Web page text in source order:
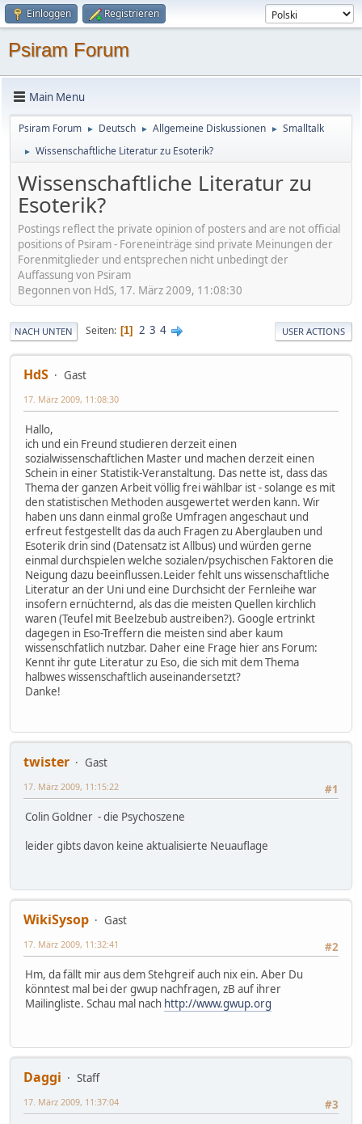
Einloggen Registrieren
Psiram Forum
Main Menu
Psiram Forum ► Deutsch ► Allgemeine Diskussionen ► Smalltalk
► Wissenschaftliche Literatur zu Esoterik?
Wissenschaftliche Literatur zu
Esoterik?
Postings reflect the private opinion of posters and are not official
positions of Psiram - Foreneinträge sind private Meinungen der
Forenmitglieder und entsprechen nicht unbedingt der
Auffassung von Psiram
Begonnen von HdS, 17. März 2009, 11:08:30
NACH UNTEN Seiten 1 2 3 4 USER ACTIONS
HdS Gast
17. März 2009, 11:08:30
Hallo,
ich und ein Freund studieren derzeit einen
sozialwissenschaftlichen Master und machen derzeit einen
Schein in einer Statistik-Veranstaltung. Das nette ist, dass das
Thema der ganzen Arbeit völlig frei wählbar ist - solange es mit
den statistischen Methoden ausgewertet werden kann. Wir
haben uns dann einmal große Umfragen angeschaut und
erfreut festgestellt das da auch Fragen zu Aberglauben und
Esoterik drin sind (Datensatz ist Allbus) und würden gerne
einmal durchspielen welche sozialen/psychischen Faktoren die
Neigung dazu beeinflussen.Leider fehlt uns wissenschaftliche
Literatur an der Uni und eine Durchsicht der Fernleihe war
insofern ernüchternd, als das die meisten Quellen kirchlich
waren (Teufel mit Beelzebub austreiben?). Google ertrinkt
dagegen in Eso-Treffern die meisten sind aber kaum
wissenschfatlich nutzbar. Daher eine Frage hier ans Forum:
Kennt ihr gute Literatur zu Eso, die sich mit dem Thema
halbwes wissenschaftlich auseinandersetzt?
Danke!
twister
Gast
#1
17. März 2009, 11:15:22
Colin Goldner - die Psychoszene
leider gibts davon keine aktualisierte Neuauflage
WikiSysop
Gast
#2
17. März 2009, 11:32:41
Hm, da fällt mir aus dem Stehgreif auch nix ein. Aber Du
könntest mal bei der gwup nachfragen, zB auf ihrer
Mailingliste. Schau mal nach http://www.gwup.org
Daggi
Staff
#3
17. März 2009, 11:37:04